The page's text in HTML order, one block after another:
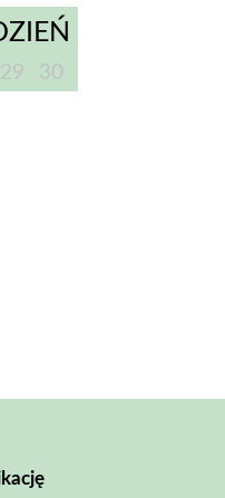
29 30